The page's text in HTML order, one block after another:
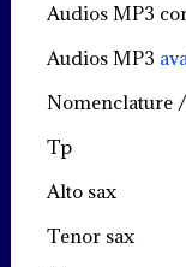
Audios MP3
Audios MP3
Nomenclature /
Tp
Alto sax
Tenor sax